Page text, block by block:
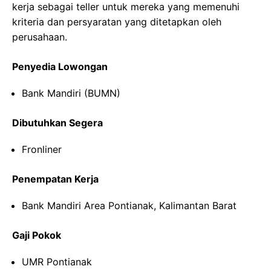
kerja sebagai teller untuk mereka yang memenuhi
kriteria dan persyaratan yang ditetapkan oleh
perusahaan.
Penyedia Lowongan
Bank Mandiri (BUMN)
Dibutuhkan Segera
Fronliner
Penempatan Kerja
Bank Mandiri Area Pontianak, Kalimantan Barat
Gaji Pokok
UMR Pontianak